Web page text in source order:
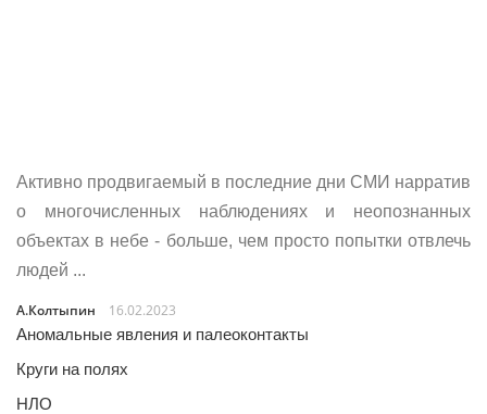
Активно продвигаемый в последние дни СМИ нарратив
о многочисленных наблюдениях и неопознанных
объектах в небе - больше, чем просто попытки отвлечь
людей ...
А.Колтыпин
16.02.2023
Аномальные явления и палеоконтакты
Круги на полях
НЛО